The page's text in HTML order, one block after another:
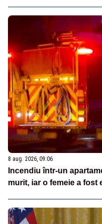
8 aug. 2026, 09:06
Incendiu într-un
murit, iar o femeie a fost